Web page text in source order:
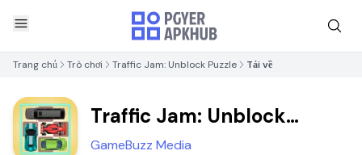
Trang chủ Trò chơi Traffic Jam: Unblock Puzzle Tải về
Traffic Jam: Unblock
Puzzle
GameBuzz Media